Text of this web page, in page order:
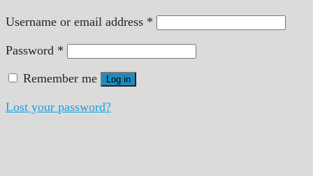
Username or email address *
Password *
Remember me Log in
Lost your password?